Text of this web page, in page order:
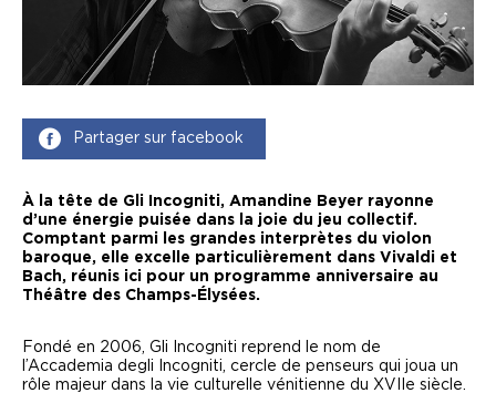
Partager sur facebook
À la tête de Gli Incogniti, Amandine Beyer rayonne
d’une énergie puisée dans la joie du jeu collectif.
Comptant parmi les grandes interprètes du violon
baroque, elle excelle particulièrement dans Vivaldi et
Bach, réunis ici pour un programme anniversaire au
Théâtre des Champs-Élysées.
Fondé en 2006, Gli Incogniti reprend le nom de
l’Accademia degli Incogniti, cercle de penseurs qui joua un
rôle majeur dans la vie culturelle vénitienne du XVIIe siècle.